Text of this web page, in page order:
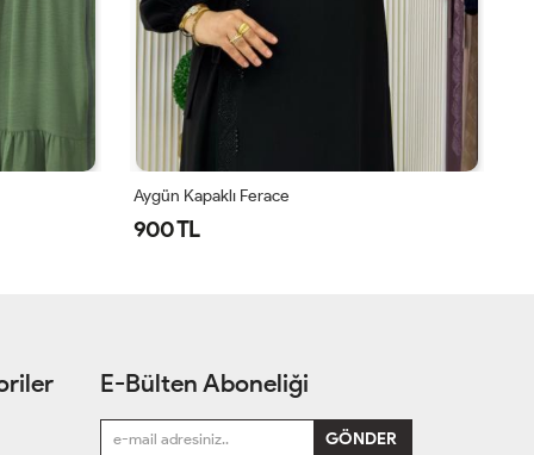
Aygün Kapaklı Ferace
900 TL
E-Bülten Aboneliği